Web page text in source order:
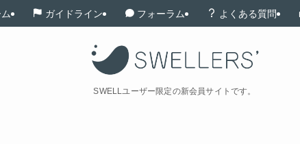
SWELLユーザー限定の新会員サイトです。
ガイドライン フォーラム よくある質問